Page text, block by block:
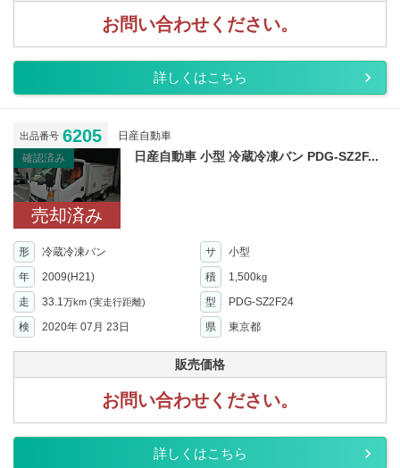
お問い合わせください。
詳しくはこちら
出品番号 6205
日産自動車
確認済み
売却済み
日産自動車 小型 冷蔵冷凍バン PDG-SZ2F...
形 冷蔵冷凍バン サ
小型
年
2009(H21) 積 1,500kg
走 33.1万km (実走行距離) 型
PDG-SZ2F24
検
2020年 07月 23日 県 東京都
販売価格
お問い合わせください。
詳しくはこちら